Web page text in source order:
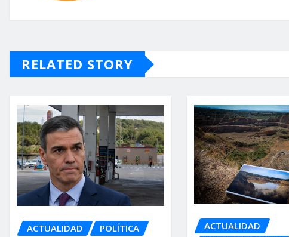
RELATED STORY
ACTUALIDAD POLÍTICA
ACTUALIDAD